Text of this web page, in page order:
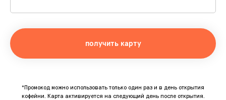
получить карту
*Промокод можно использовать только один раз и в день открытия
кофейни. Карта активируется на следующий день после открытия.